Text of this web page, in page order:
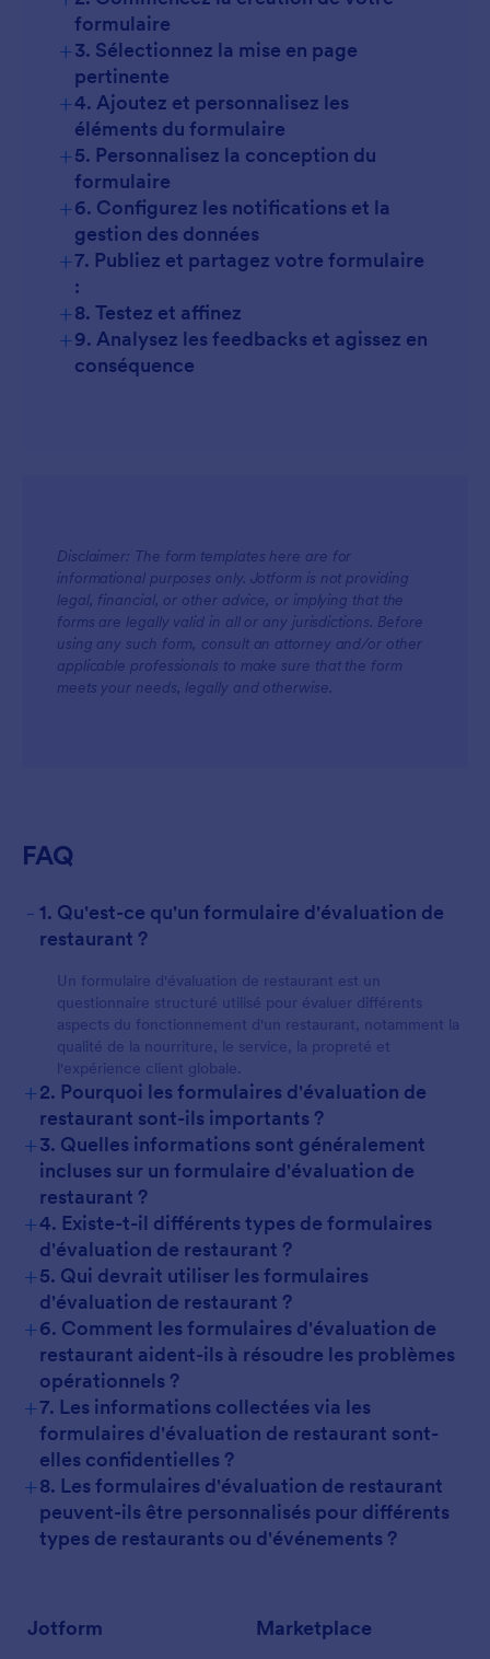
Jotform, vous recueillerez les commentaires de vos
clients en un seul endroit et faciliterez la tâche de
vos clients en leur offrant la meilleure expérience
possible.
formulaire
+3. Sélectionnez la mise en page
pertinente
+4. Ajoutez et personnalisez les
éléments du formulaire
+5. Personnalisez la conception du
formulaire
+6. Configurez les notifications et la
gestion des données
+7. Publiez et partagez votre formulaire
:
+8. Testez et affinez
+9. Analysez les feedbacks et agissez en
conséquence
Disclaimer: The form templates here are for
informational purposes only. Jotform is not providing
legal, financial, or other advice, or implying that the
forms are legally valid in all or any jurisdictions. Before
using any such form, consult an attorney and/or other
applicable professionals to make sure that the form
meets your needs, legally and otherwise.
FAQ
- 1. Qu'est-ce qu'un formulaire d'évaluation de
restaurant ?
Un formulaire d'évaluation de restaurant est un
questionnaire structuré utilisé pour évaluer différents
aspects du fonctionnement d'un restaurant, notamment la
qualité de la nourriture, le service, la propreté et
l'expérience client globale.
+2. Pourquoi les formulaires d'évaluation de
restaurant sont-ils importants ?
+3. Quelles informations sont généralement
incluses sur un formulaire d'évaluation de
restaurant ?
+4. Existe-t-il différents types de formulaires
d'évaluation de restaurant ?
+5. Qui devrait utiliser les formulaires
d'évaluation de restaurant ?
+6. Comment les formulaires d'évaluation de
restaurant aident-ils à résoudre les problèmes
opérationnels ?
+7. Les informations collectées via les
formulaires d'évaluation de restaurant sont-
elles confidentielles ?
+8. Les formulaires d'évaluation de restaurant
peuvent-ils être personnalisés pour différents
types de restaurants ou d'événements ?
Jotform Marketplace